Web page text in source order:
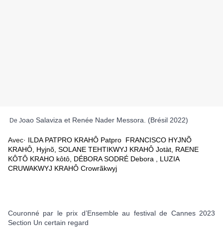
De Joao Salaviza et Renée Nader Messora. (Brésil 2022)
Avec· ILDA PATPRO KRAHÔ Patpro FRANCISCO HYJNÕ
KRAHÔ Hyjnõ, SOLANE TEHTIKWYJ KRAHÔ Jotàt, RAENE
KÔTÔ KRAHO kôtô, DÉBORA SODRÉ Debora , LUZIA
CRUWAKWYJ KRAHÔ Crowrãkwyj
Couronné par le prix d’Ensemble au festival de Cannes 2023
Section Un certain regard